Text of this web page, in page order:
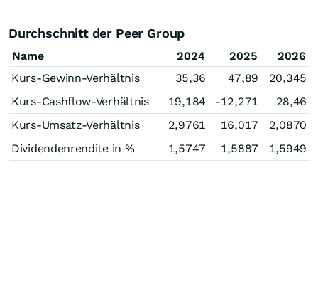
Durchschnitt der Peer Group
Name 2024 2025
2026
Kurs-Gewinn-Verhältnis
35,36 47,89
20,345
Kurs-Cashflow-Verhältnis
19,184 -12,271
28,46
Kurs-Umsatz-Verhältnis
2,9761 16,017
2,0870
Dividendenrendite in %
1,5747 1,5887 1,5949